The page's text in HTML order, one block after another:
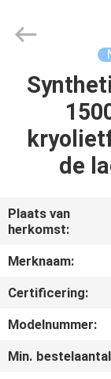
HUIS
OVER
ONS
Imp.&Exp.Co.,Ltd.
de
Plaats van
herkomst:
Merknaam:
Certificering:
Modelnummer:
Min.